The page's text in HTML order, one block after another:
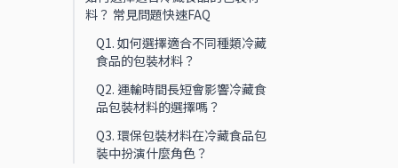
料？ 常見問題快速FAQ
Q1. 如何選擇適合不同種類冷藏
食品的包裝材料？
Q2. 運輸時間長短會影響冷藏食
品包裝材料的選擇嗎？
Q3. 環保包裝材料在冷藏食品包
裝中扮演什麼角色？